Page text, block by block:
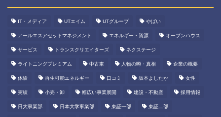
IT・メディア UTエイム UTグループ やばい
アールエスアセットマネジメント エネルギー・資源 オープンハウス
サービス トランスクリエイターズ ネクステージ
ライトニングプレミアム 中古車 人物の噂・真相 企業の概要
体験 再生可能エネルギー 口コミ 坂本よしたか 女性
実績 小売・卸 幅広い事業展開 建設・不動産 採用情報
日大事業部 日本大学事業部 東証一部 東証二部